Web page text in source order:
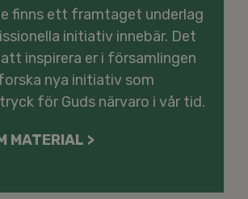
finns ett framtaget underlag
initiativ innebär. Det
inspirera er i församlingen
nya initiativ som
för Guds närvaro i vår tid.
MATERIAL >